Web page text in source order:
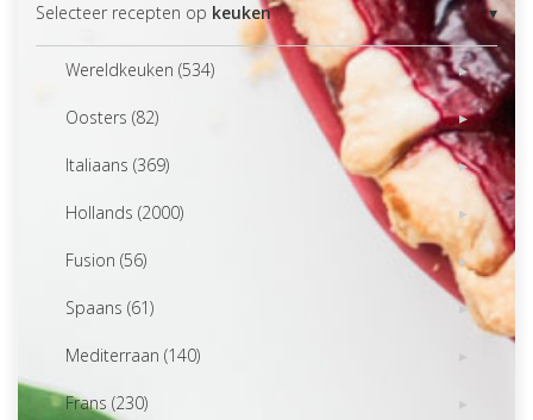
Selecteer recepten op keuken
Wereldkeuken (534)
Oosters (82)
Italiaans (369)
Hollands (2000)
Fusion (56)
Spaans (61)
Mediterraan (140)
Frans (230)